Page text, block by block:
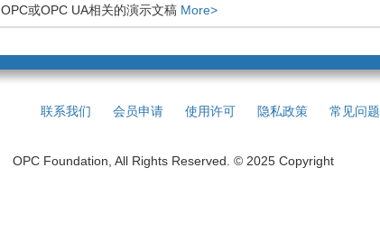
OPC或OPC UA相关的演示文稿 More>
联系我们 会员申请 使用许可 隐私政策 常见问题
OPC Foundation, All Rights Reserved. © 2025 Copyright